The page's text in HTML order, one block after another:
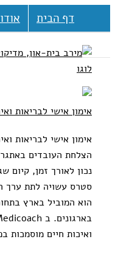
דף הבית
אימון אישי לבריאות
אימון אישי לבריאות
הצלחת העובדים
נכון לאורך זמן, קיום
הוא המוביל בארץ
ואיכות חיים מוסמכות